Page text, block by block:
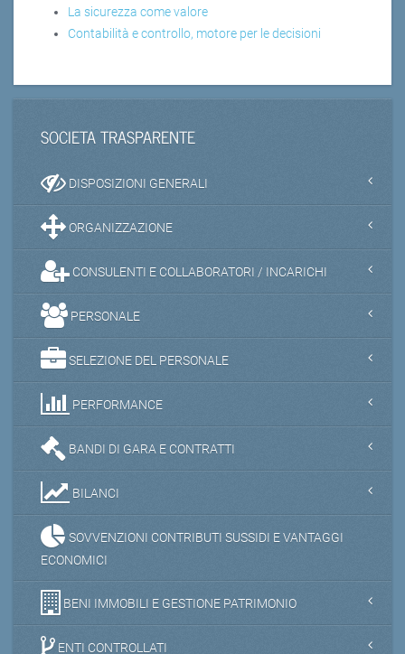
La sicurezza come valore
Contabilità e controllo, motore per le decisioni
SOCIETA TRASPARENTE
DISPOSIZIONI GENERALI
ORGANIZZAZIONE
CONSULENTI E COLLABORATORI / INCARICHI
PERSONALE
SELEZIONE DEL PERSONALE
PERFORMANCE
BANDI DI GARA E CONTRATTI
BILANCI
SOVVENZIONI CONTRIBUTI SUSSIDI E VANTAGGI
ECONOMICI
BENI IMMOBILI E GESTIONE PATRIMONIO
ENTI CONTROLLATI